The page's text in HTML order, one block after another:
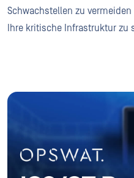
Schwachstellen zu
Ihre kritische Infrastruktur zu